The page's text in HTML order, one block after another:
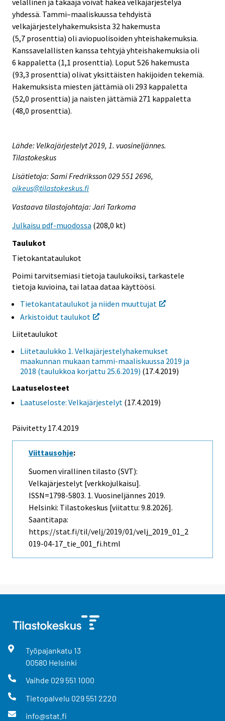
velallinen ja takaaja voivat hakea velkajärjestelyä
yhdessä. Tammi–maaliskuussa tehdyistä
velkajärjestelyhakemuksista 32 hakemusta
(5,7 prosenttia) oli aviopuolisoiden yhteishakemuksia.
Kanssavelallisten kanssa tehtyjä yhteishakemuksia oli
6 kappaletta (1,1 prosenttia). Loput 526 hakemusta
(93,3 prosenttia) olivat yksittäisten hakijoiden tekemiä.
Hakemuksista miesten jättämiä oli 293 kappaletta
(52,0 prosenttia) ja naisten jättämiä 271 kappaletta
(48,0 prosenttia).
Lähde: Velkajärjestelyt 2019, 1. vuosineljännes.
Tilastokeskus
Lisätietoja: Sami Fredriksson 029 551 2696,
oikeus@tilastokeskus.fi
Vastaava tilastojohtaja: Jari Tarkoma
Julkaisu pdf-muodossa (208,0 kt)
Taulukot
Tietokantataulukot
Poimi tarvitsemiasi tietoja taulukoiksi, tarkastele
tietoja kuvioina, tai lataa dataa käyttöösi.
Tietokantataulukot ja niiden muuttujat
Arkistoidut taulukot
Liitetaulukot
Liitetaulukko 1. Velkajärjestelyhakemukset
maakunnan mukaan tammi-maaliskuussa 2019 ja
2018 (taulukkoa korjattu 25.6.2019) (17.4.2019)
Laatuselosteet
Laatuseloste: Velkajärjestelyt (17.4.2019)
Päivitetty 17.4.2019
Viittausohje:
Suomen virallinen tilasto (SVT):
Velkajärjestelyt [verkkojulkaisu].
ISSN=1798-5803. 1. Vuosineljännes 2019.
Helsinki: Tilastokeskus [viitattu: 9.8.2026].
Saantitapa:
https://stat.fi/til/velj/2019/01/velj_2019_01_2
019-04-17_tie_001_fi.html
Työpajankatu 13
00580 Helsinki
Vaihde 029 551 1000
Tietopalvelu 029 551 2220
info@stat.fi